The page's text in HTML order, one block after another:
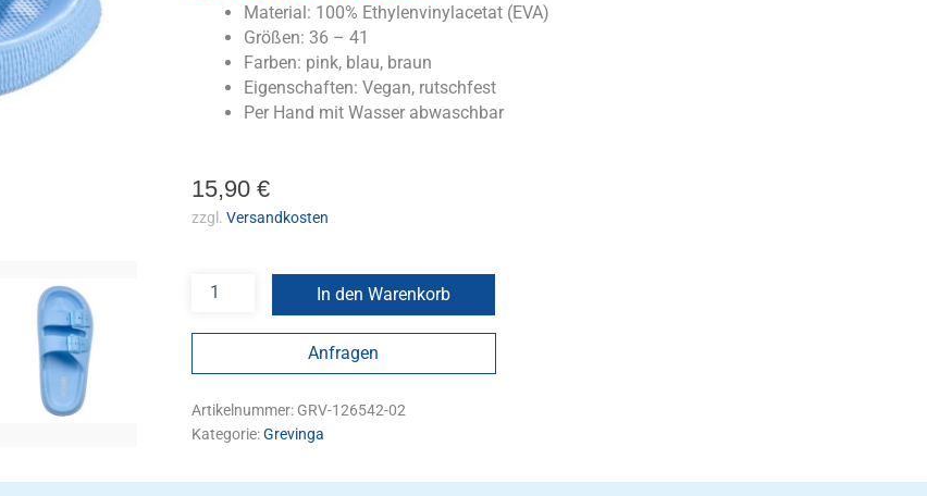
Material: 100% Ethylenvinylacetat (EVA)
Größen: 36 – 41
Farben: pink, blau, braun
Eigenschaften: Vegan, rutschfest
Per Hand mit Wasser abwaschbar
15,90 €
zzgl. Versandkosten
In den Warenkorb
Anfragen
Artikelnummer: GRV-126542-02
Kategorie:Grevinga